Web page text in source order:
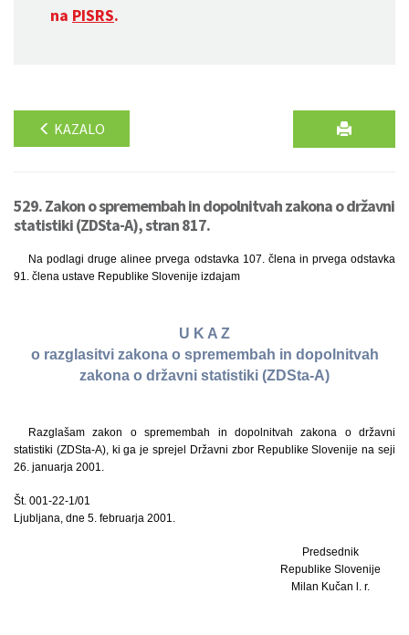
na PISRS.
KAZALO
529. Zakon o spremembah in dopolnitvah zakona o državni
statistiki (ZDSta-A), stran 817.
Na podlagi druge alinee prvega odstavka 107. člena in prvega odstavka
91. člena ustave Republike Slovenije izdajam
U K A Z
o razglasitvi zakona o spremembah in dopolnitvah
zakona o državni statistiki (ZDSta-A)
Razglašam zakon o spremembah in dopolnitvah zakona o državni
statistiki (ZDSta-A), ki ga je sprejel Državni zbor Republike Slovenije na seji
26. januarja 2001.
Št. 001-22-1/01
Ljubljana, dne 5. februarja 2001.
Predsednik
Republike Slovenije
Milan Kučan l. r.